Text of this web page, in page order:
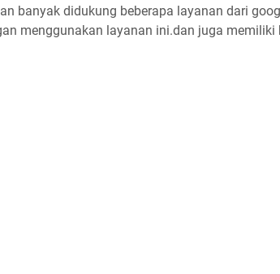
banyak didukung beberapa layanan dari
menggunakan layanan ini.dan juga memiliki